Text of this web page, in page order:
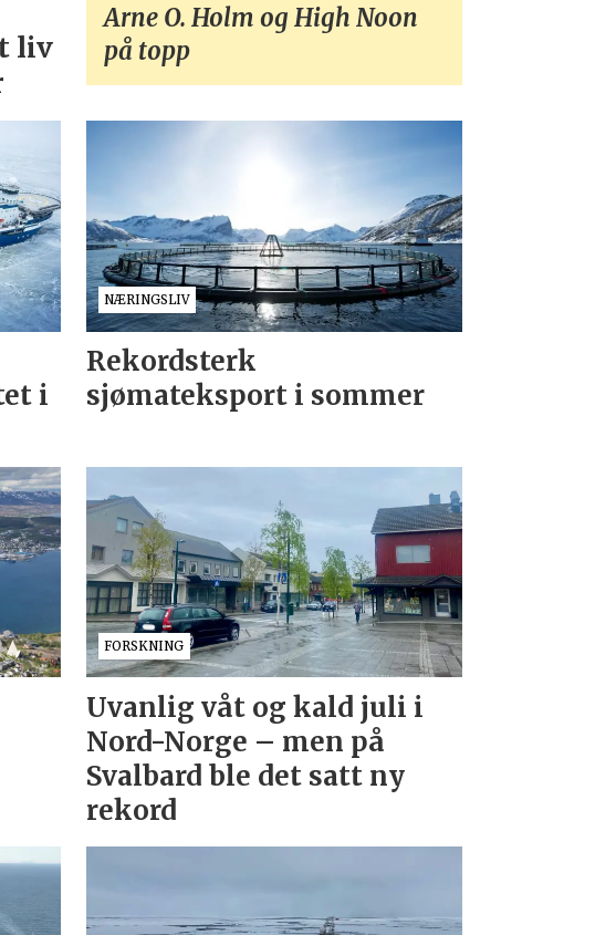
liv
Arne O. Holm og High Noon
på topp
i
NÆRINGSLIV
Rekordsterk
sjømateksport i sommer
FORSKNING
Uvanlig våt og kald juli i
Nord-Norge – men på
Svalbard ble det satt ny
rekord